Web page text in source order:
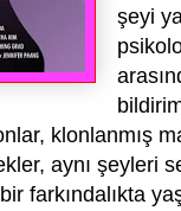
şeyi
klonlanmış
aynı şeyleri
farkındalıkta